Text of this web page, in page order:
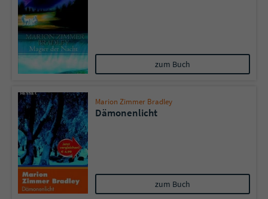
zum Buch
Marion Zimmer Bradley
Dämonenlicht
zum Buch